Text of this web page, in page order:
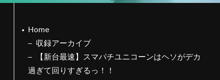
Home
収録アーカイブ
【新台最速】スマパチユニコーンはヘソがデカ
過ぎて回りすぎるっ！！